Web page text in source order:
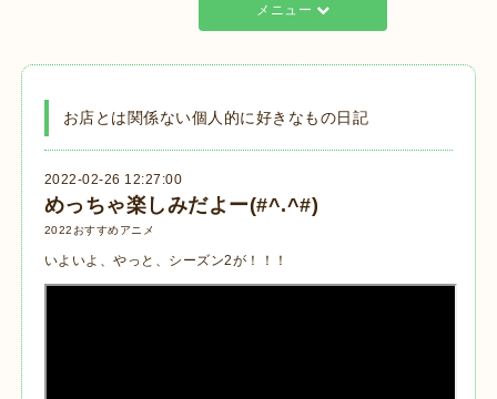
メニュー
お店とは関係ない個人的に好きなもの日記
2022-02-26 12:27:00
めっちゃ楽しみだよー(#^.^#)
2022おすすめアニメ
いよいよ、やっと、シーズン2が！！！